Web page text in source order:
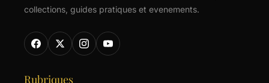
collections, guides pratiques et evenements.
Rubriques